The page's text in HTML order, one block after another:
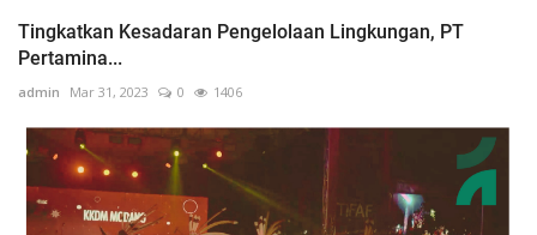
Tingkatkan Kesadaran Pengelolaan Lingkungan, PT
Pertamina...
admin Mar 31, 2023 0 1406